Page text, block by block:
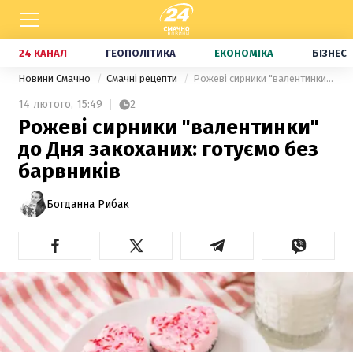
24 КАНАЛ ГЕОПОЛІТИКА ЕКОНОМІКА БІЗНЕС
Новини Смачно Смачні рецепти Рожеві сирники "валентинки" до Дня закоханих: готуємо без барвників
14 лютого, 15:49 2
Рожеві сирники "валентинки"
до Дня закоханих: готуємо без
барвників
Богданна Рибак